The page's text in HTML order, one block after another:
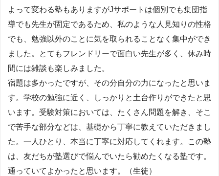
よって変わる塾もありますがJサポートは個別でも集団指
導でも先生が固定であるため、私のような人見知りの性格
でも、勉強以外のことに気を取られることなく集中ができ
ました。とてもフレンドリーで面白い先生が多く、休み時
間には雑談も楽しみました。
宿題は多かったですが、その分自分の力になったと思いま
す。学校の勉強に近く、しっかりと土台作りができたと思
います。受験対策においては、たくさん問題を解き、そこ
で苦手な部分などは、基礎から丁寧に教えていただきまし
た。一人ひとり、本当に丁寧に対応してくれます。この塾
は、友だちが塾選びで悩んでいたら勧めたくなる塾です。
通っていてよかったと思います。（生徒）